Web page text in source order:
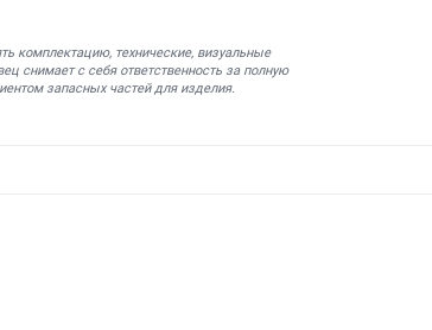
комплектацию, технические, визуальные
снимает с себя ответственность за полную
запасных частей для изделия.